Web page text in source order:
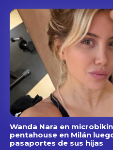
Wanda Nara en
pentahouse en Milán
pasaportes de sus hijas